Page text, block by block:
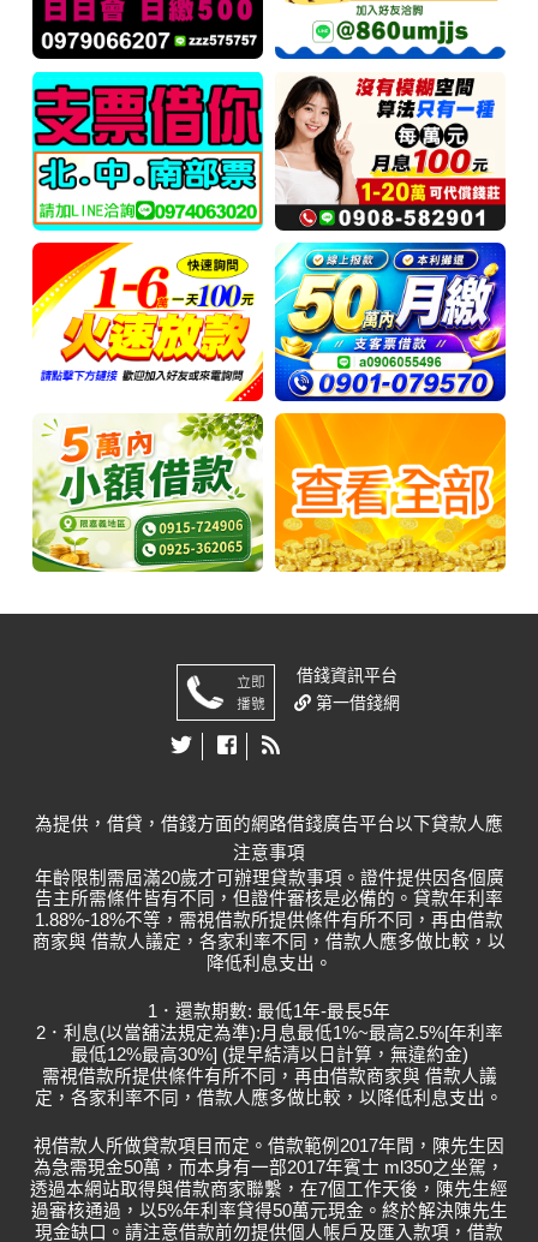
借錢資訊平台
第一借錢網
為提供，借貸，借錢方面的網路借錢廣告平台以下貸款人應
注意事項
年齡限制需屆滿20歲才可辦理貸款事項。證件提供因各個廣
告主所需條件皆有不同，但證件審核是必備的。貸款年利率
1.88%-18%不等，需視借款所提供條件有所不同，再由借款
商家與 借款人議定，各家利率不同，借款人應多做比較，以
降低利息支出。
1．還款期數: 最低1年-最長5年
2．利息(以當舖法規定為準):月息最低1%~最高2.5%[年利率
最低12%最高30%] (提早結清以日計算，無違約金)
需視借款所提供條件有所不同，再由借款商家與 借款人議
定，各家利率不同，借款人應多做比較，以降低利息支出。
視借款人所做貸款項目而定。借款範例2017年間，陳先生因
為急需現金50萬，而本身有一部2017年賓士 ml350之坐駕，
透過本網站取得與借款商家聯繫，在7個工作天後，陳先生經
過審核通過，以5%年利率貸得50萬元現金。終於解決陳先生
現金缺口。請注意借款前勿提供個人帳戶及匯入款項，借款